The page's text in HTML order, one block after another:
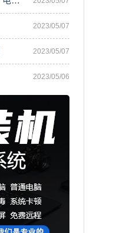
2023/05/07
2023/05/07
2023/05/06